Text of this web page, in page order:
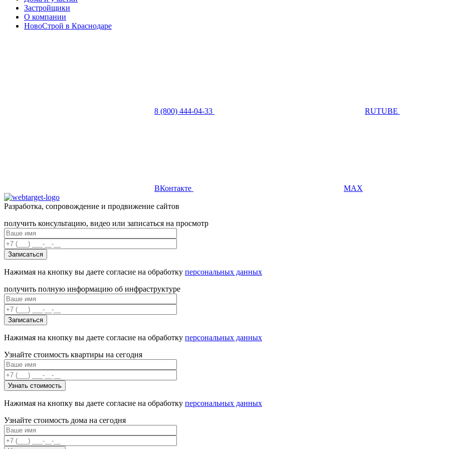
Застройщики
О компании
НовоСтрой в Краснодаре
8 (800) 444-04-33 RUTUBE
ВКонтакте MAX
Разработка, сопровождение и продвижение сайтов
получить консультацию, видео или записаться на просмотр
Нажимая на кнопку вы даете согласие на обработку персональных данных
получить полную информацию об инфраструктуре
Нажимая на кнопку вы даете согласие на обработку персональных данных
Узнайте стоимость квартиры на сегодня
Нажимая на кнопку вы даете согласие на обработку персональных данных
Узнайте стоимость дома на сегодня